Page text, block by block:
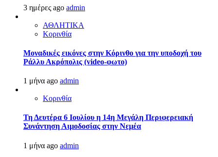
3 ημέρες ago admin
ΑΘΛΗΤΙΚΑ
Κορινθία
Μοναδικές εικόνες στην Κόρινθο για την υποδοχή του
Ράλλυ Ακρόπολις (video-φωτο)
1 μήνα ago admin
Κορινθία
Τη Δευτέρα 6 Ιουλίου η 14η Μεγάλη Περιφερειακή
Συνάντηση Αιμοδοσίας στην Νεμέα
1 μήνα ago admin